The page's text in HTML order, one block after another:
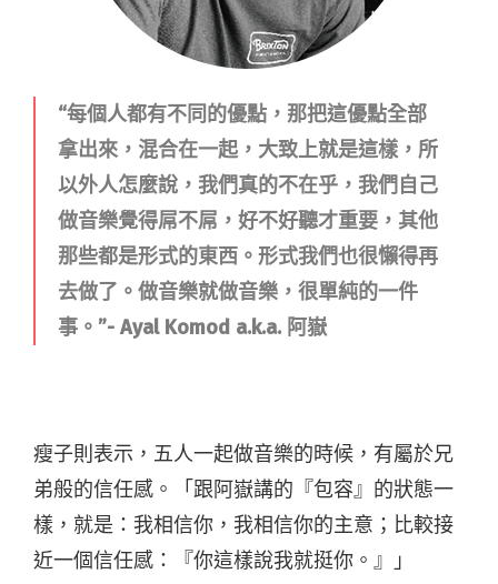
“每個人都有不同的優點，那把這優點全部
拿出來，混合在一起，大致上就是這樣，所
以外人怎麼說，我們真的不在乎，我們自己
做音樂覺得屌不屌，好不好聽才重要，其他
那些都是形式的東西。形式我們也很懶得再
去做了。做音樂就做音樂，很單純的一件
事。”- Ayal Komod a.k.a. 阿嶽
瘦子則表示，五人一起做音樂的時候，有屬於兄
弟般的信任感。「跟阿嶽講的『包容』的狀態一
樣，就是：我相信你，我相信你的主意；比較接
近一個信任感：『你這樣說我就挺你。』」